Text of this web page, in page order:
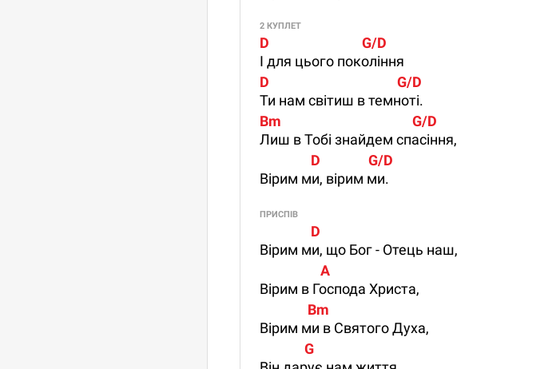
2 КУПЛЕТ
D                             G/D
І для цього покоління
D                                        G/D
Ти нам світиш в темноті.
Bm                                         G/D
Лиш в Тобі знайдем спасіння,
                D               G/D
Вірим ми, вірим ми.
ПРИСПІВ
                D
Вірим ми, що Бог - Отець наш,
                   A
Вірим в Господа Христа,
               Bm
Вірим ми в Святого Духа,
              G